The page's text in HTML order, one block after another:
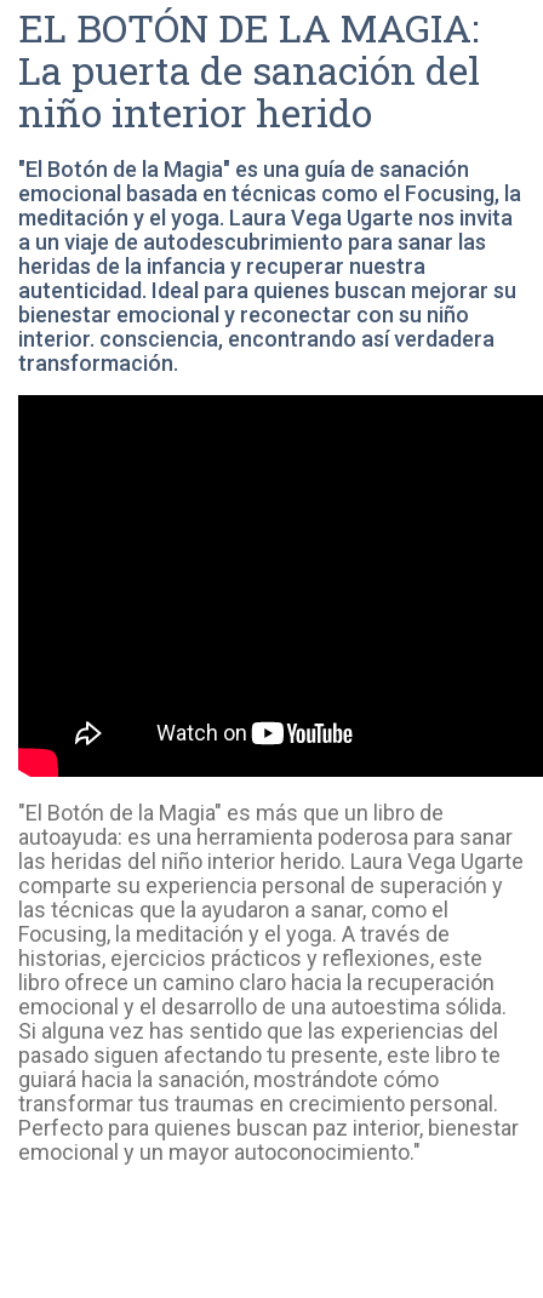
EL BOTÓN DE LA MAGIA:
La puerta de sanación del
niño interior herido
"El Botón de la Magia" es una guía de sanación
emocional basada en técnicas como el Focusing, la
meditación y el yoga. Laura Vega Ugarte nos invita
a un viaje de autodescubrimiento para sanar las
heridas de la infancia y recuperar nuestra
autenticidad. Ideal para quienes buscan mejorar su
bienestar emocional y reconectar con su niño
interior. consciencia, encontrando así verdadera
transformación.
"El Botón de la Magia" es más que un libro de
autoayuda: es una herramienta poderosa para sanar
las heridas del niño interior herido. Laura Vega Ugarte
comparte su experiencia personal de superación y
las técnicas que la ayudaron a sanar, como el
Focusing, la meditación y el yoga. A través de
historias, ejercicios prácticos y reflexiones, este
libro ofrece un camino claro hacia la recuperación
emocional y el desarrollo de una autoestima sólida.
Si alguna vez has sentido que las experiencias del
pasado siguen afectando tu presente, este libro te
guiará hacia la sanación, mostrándote cómo
transformar tus traumas en crecimiento personal.
Perfecto para quienes buscan paz interior, bienestar
emocional y un mayor autoconocimiento."